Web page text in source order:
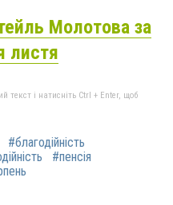
Молотова за
листя
текст і натисніть Ctrl + Enter, щоб
#благодійність
#пенсія